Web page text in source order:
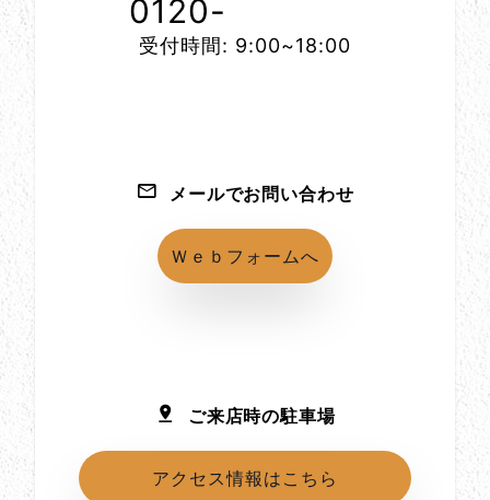
0120-
受付時間: 9:00~18:00
メールでお問い合わせ
Ｗｅｂフォームへ
ご来店時の駐車場
アクセス情報はこちら
所在地